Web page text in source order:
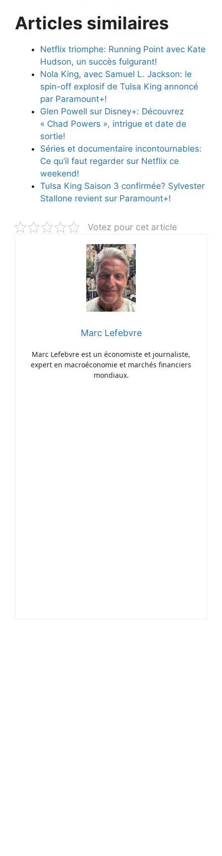
Articles similaires
Netflix triomphe: Running Point avec Kate
Hudson, un succès fulgurant!
Nola King, avec Samuel L. Jackson: le
spin-off explosif de Tulsa King annoncé
par Paramount+!
Glen Powell sur Disney+: Découvrez
« Chad Powers », intrigue et date de
sortie!
Séries et documentaire incontournables:
Ce qu’il faut regarder sur Netflix ce
weekend!
Tulsa King Saison 3 confirmée? Sylvester
Stallone revient sur Paramount+!
Votez pour cet article
Marc Lefebvre
Marc Lefebvre est un économiste et journaliste,
expert en macroéconomie et marchés financiers
mondiaux.